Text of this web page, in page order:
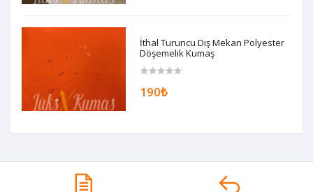
İthal Turuncu Dış Mekan Polyester
Döşemelik Kumaş
190₺